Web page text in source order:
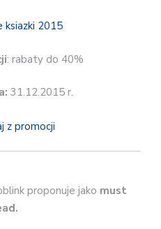
: rabaty do 40%
31.12.2015 r.
z promocji
proponuje jako must